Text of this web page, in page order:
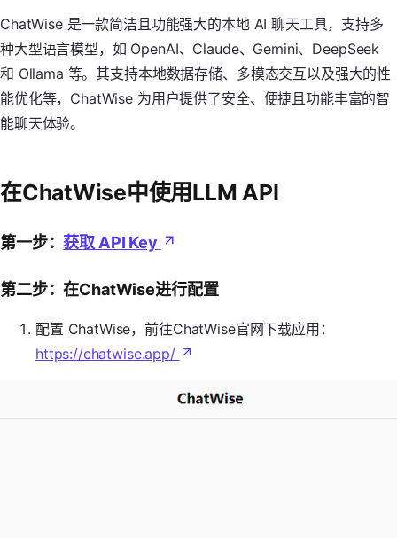
ChatWise 是一款简洁且功能强大的本地 AI 聊天工具，支持多
种大型语言模型，如 OpenAI、Claude、Gemini、DeepSeek
和 Ollama 等。其支持本地数据存储、多模态交互以及强大的性
能优化等，ChatWise 为用户提供了安全、便捷且功能丰富的智
能聊天体验。
在ChatWise中使用LLM API
第一步：获取 API Key
第二步：在ChatWise进行配置
配置 ChatWise，前往ChatWise官网下载应用：
https://chatwise.app/